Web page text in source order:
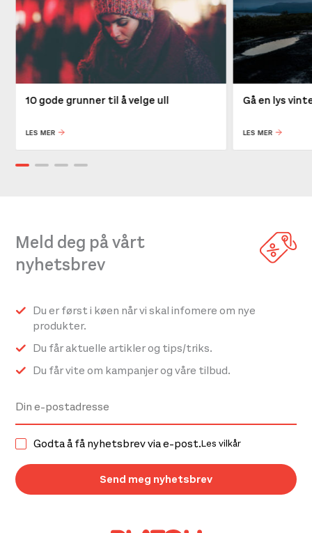
10 gode grunner til å velge ull
LES MER
Gå en lys
LES MER
Meld deg på vårt
nyhetsbrev
Du er først i køen når vi skal infomere om nye
produkter.
Du får aktuelle artikler og tips/triks.
Du får vite om kampanjer og våre tilbud.
Godta å få nyhetsbrev via e-post.Les vilkår